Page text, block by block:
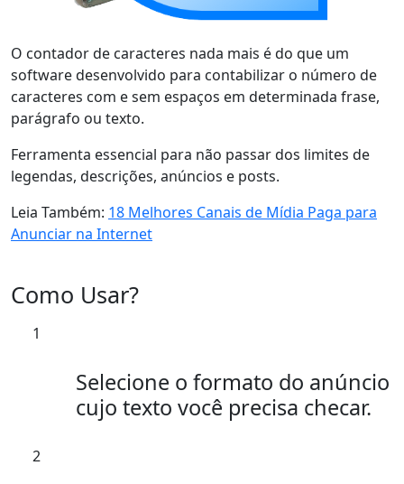
O contador de caracteres nada mais é do que um
software desenvolvido para contabilizar o número de
caracteres com e sem espaços em determinada frase,
parágrafo ou texto.
Ferramenta essencial para não passar dos limites de
legendas, descrições, anúncios e posts.
Leia Também: 18 Melhores Canais de Mídia Paga para
Anunciar na Internet
Como Usar?
1
Selecione o formato do anúncio
cujo texto você precisa checar.
2